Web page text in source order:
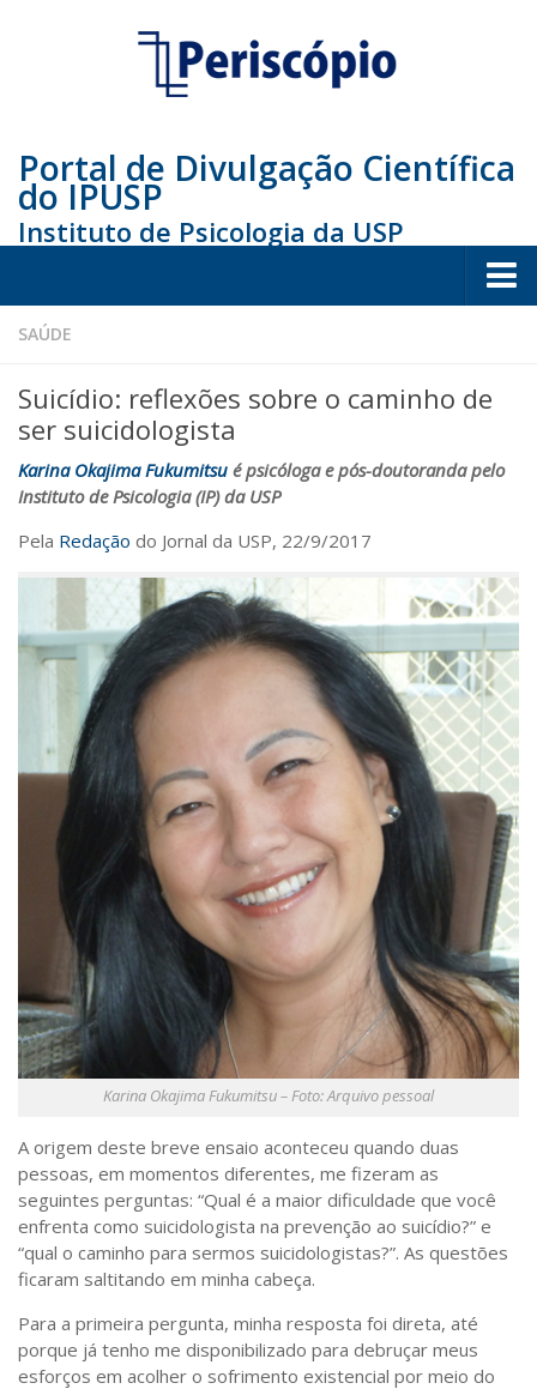
Portal de Divulgação Científica
do IPUSP
Instituto de Psicologia da USP
Home
Educação
Arte e Cultura
Bio
Saúde
Mural do IP
Perfil
Commentor
Lançamento
Psico-HQ
Dossiês
Gênero
Alfabetização
Transtorno do Espectro Autista
Contato
Quem somos
Sobre o Portal
SAÚDE
Suicídio: reflexões sobre o caminho de
ser suicidologista
Karina Okajima Fukumitsu é psicóloga e pós-doutoranda pelo
Instituto de Psicologia (IP) da USP
Pela Redação do Jornal da USP, 22/9/2017
Karina Okajima Fukumitsu – Foto: Arquivo pessoal
Aorigem deste breve ensaio aconteceu quando duas
pessoas, em momentos diferentes, me fizeram as
seguintes perguntas: “Qual é a maior dificuldade que você
enfrenta como suicidologista na prevenção ao suicídio?” e
“qual o caminho para sermos suicidologistas?”. As questões
ficaram saltitando em minha cabeça.
Para a primeira pergunta, minha resposta foi direta, até
porque já tenho me disponibilizado para debruçar meus
esforços em acolher o sofrimento existencial por meio do